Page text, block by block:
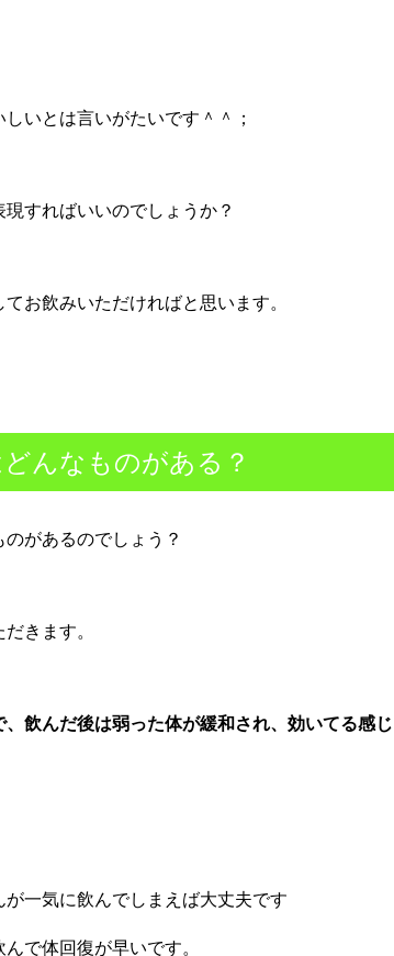
いとは言いがたいです＾＾；
すればいいのでしょうか？
お飲みいただければと思います。
んなものがある？
があるのでしょう？
きます。
飲んだ後は弱った体が緩和され、効いてる感じ
一気に飲んでしまえば大丈夫です
で体回復が早いです。